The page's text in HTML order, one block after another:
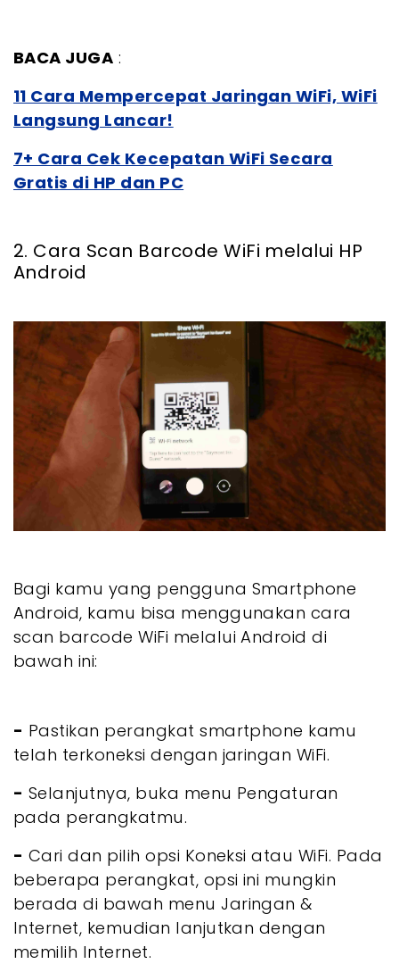
BACA JUGA :
11 Cara Mempercepat Jaringan WiFi, WiFi
Langsung Lancar!
7+ Cara Cek Kecepatan WiFi Secara
Gratis di HP dan PC
2. Cara Scan Barcode WiFi melalui HP
Android
Bagi kamu yang pengguna Smartphone
Android, kamu bisa menggunakan cara
scan barcode WiFi melalui Android di
bawah ini:
- Pastikan perangkat smartphone kamu
telah terkoneksi dengan jaringan WiFi.
- Selanjutnya, buka menu Pengaturan
pada perangkatmu.
- Cari dan pilih opsi Koneksi atau WiFi. Pada
beberapa perangkat, opsi ini mungkin
berada di bawah menu Jaringan &
Internet, kemudian lanjutkan dengan
memilih Internet.